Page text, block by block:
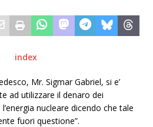
Mr. Sigmar Gabriel, si e’
ad utilizzare il denaro dei
nucleare dicendo che tale
fuori questione”.